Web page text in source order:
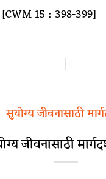
[CWM 15 : 398-399]
सुयोग्य जीवनासाठी
जीवनासाठी